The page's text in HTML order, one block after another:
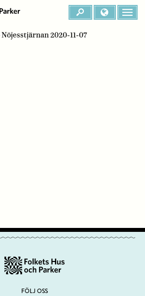
2020-11-07
FÖLJ OSS